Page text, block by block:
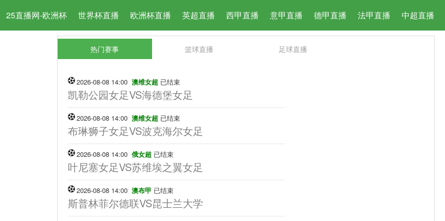
25直播网-欧洲杯 世界杯直播 欧洲杯直播 英超直播 西甲直播 意甲直播 德甲直播 法甲直播 中超直播
热门赛事 篮球直播 足球直播
2026-08-08 14:00 澳维女超 已结束
凯勒公园女足VS海德堡女足
2026-08-08 14:00 澳维女超 已结束
布琳狮子女足VS波克海尔女足
2026-08-08 14:00 俄女超 已结束
叶尼塞女足VS苏维埃之翼女足
2026-08-08 14:00 澳布甲 已结束
斯普林菲尔德联VS昆士兰大学